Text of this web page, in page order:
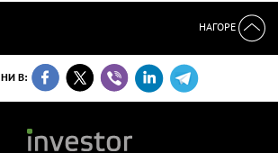
НАГОРЕ
В: